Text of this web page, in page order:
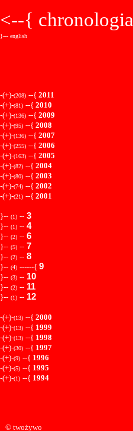
<--{ chronologia
}--- english
-(+)-(208) --{ 2011
-(+)-(81) --{ 2010
-(+)-(136) --{ 2009
-(+)-(95) --{ 2008
-(+)-(136) --{ 2007
-(+)-(255) --{ 2006
-(+)-(163) --{ 2005
-(+)-(82) --{ 2004
-(+)-(80) --{ 2003
-(+)-(74) --{ 2002
-(+)-(21) --{ 2001
}-- (1) -- 3
}-- (1) -- 4
}-- (2) -- 6
}-- (5) -- 7
}-- (2) -- 8
}-- (4) ------{ 9
}-- (3) -- 10
}-- (2) -- 11
}-- (1) -- 12
-(+)-(13) --{ 2000
-(+)-(13) --{ 1999
-(+)-(13) --{ 1998
-(+)-(30) --{ 1997
-(+)-(9) --{ 1996
-(+)-(5) --{ 1995
-(+)-(1) --{ 1994
© twożywo